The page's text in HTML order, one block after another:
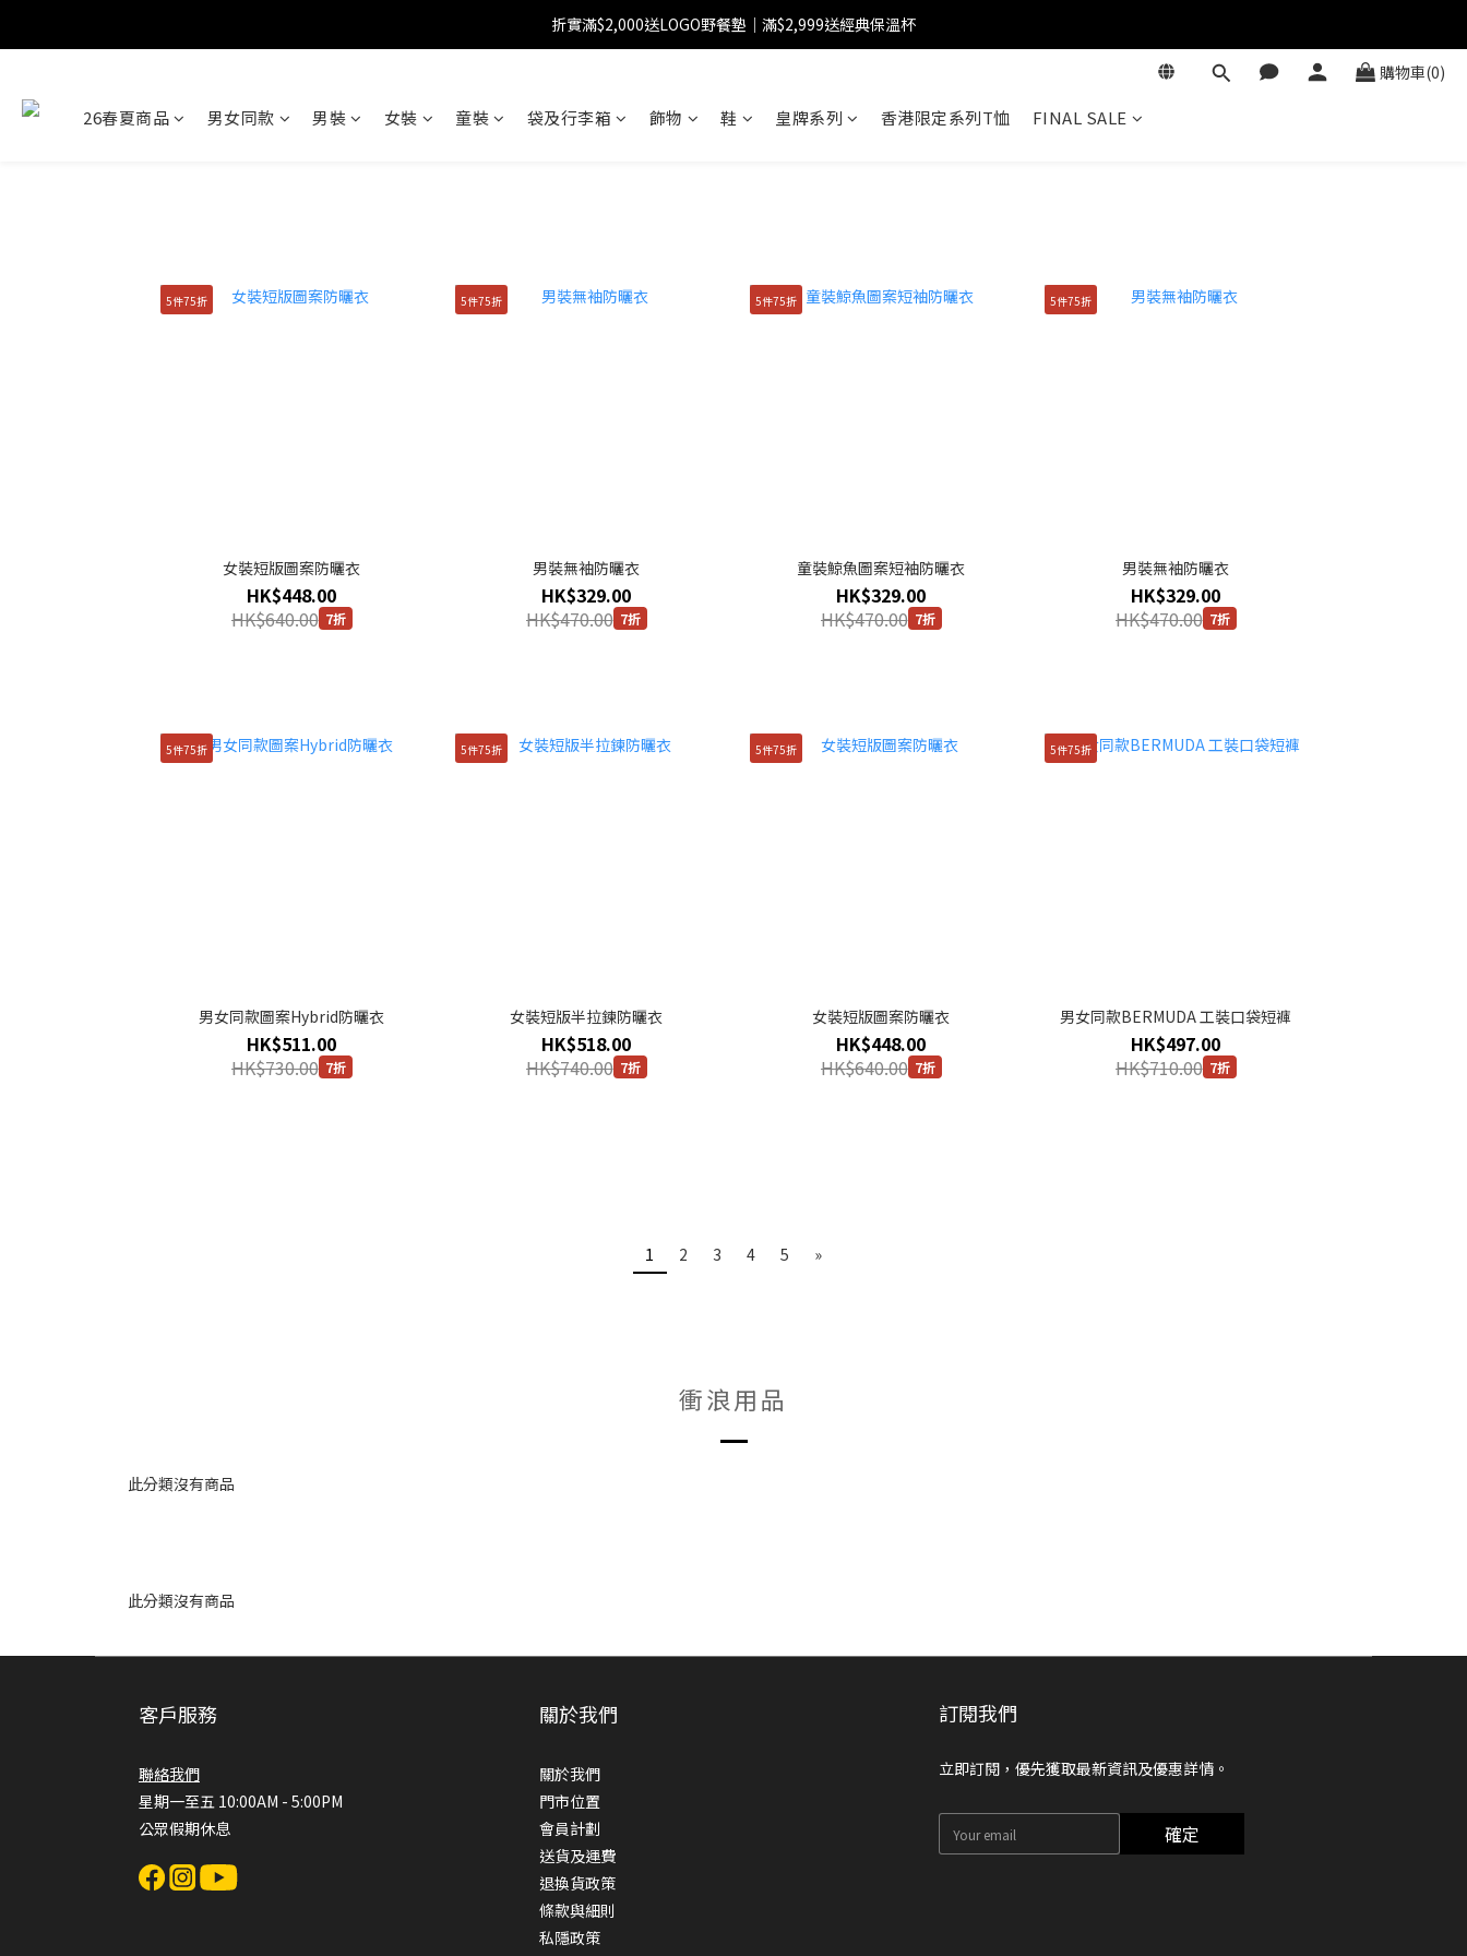
【FINAL SALE】指定商品低至38折
折實滿$2,000送LOGO野餐墊｜滿$2,999送經典保溫杯
【FINAL SALE】指定商品低至38折
購物車(0)
26春夏商品 男女同款 男裝 女裝 童裝 袋及行李箱 飾物 鞋 皇牌系列 香港限定系列T恤 FINAL SALE
5件75折
女裝短版圖案防曬衣
HK$448.00
HK$640.00 7折
5件75折
男裝無袖防曬衣
HK$329.00
HK$470.00 7折
5件75折
童裝鯨魚圖案短袖防曬衣
HK$329.00
HK$470.00 7折
5件75折
男裝無袖防曬衣
HK$329.00
HK$470.00 7折
5件75折
男女同款圖案Hybrid防曬衣
HK$511.00
HK$730.00 7折
5件75折
女裝短版半拉鍊防曬衣
HK$518.00
HK$740.00 7折
5件75折
女裝短版圖案防曬衣
HK$448.00
HK$640.00 7折
5件75折
男女同款BERMUDA 工裝口袋短褲
HK$497.00
HK$710.00 7折
1 2 3 4 5 »
衝浪用品
此分類沒有商品
此分類沒有商品
客戶服務
聯絡我們
星期一至五 10:00AM - 5:00PM
公眾假期休息
關於我們
關於我們
門市位置
會員計劃
送貨及運費
退換貨政策
條款與細則
私隱政策
訂閱我們
立即訂閱，優先獲取最新資訊及優惠詳情。
確定